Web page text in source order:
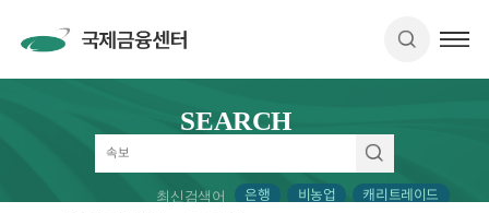
SEARCH
최신검색어 은행 비농업 캐리트레이드